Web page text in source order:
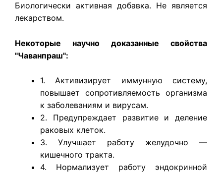
Биологически активная добавка. Не является
лекарством.
Некоторые научно доказанные свойства
"Чаванпраш":
1. Активизирует иммунную систему,
повышает сопротивляемость организма
к заболеваниям и вирусам.
2. Предупреждает развитие и деление
раковых клеток.
3. Улучшает работу желудочно —
кишечного тракта.
4. Нормализует работу эндокринной